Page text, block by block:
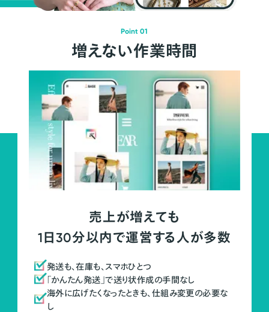
Point 01
増えない作業時間
売上が増えても
1日30分以内で運営する人が多数
発送も、在庫も、スマホひとつ
「かんたん発送」で送り状作成の手間なし
海外に広げたくなったときも、仕組み変更の必要な
し